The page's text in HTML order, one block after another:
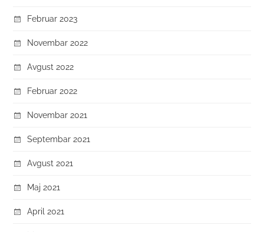
Februar 2023
Novembar 2022
Avgust 2022
Februar 2022
Novembar 2021
Septembar 2021
Avgust 2021
Maj 2021
April 2021